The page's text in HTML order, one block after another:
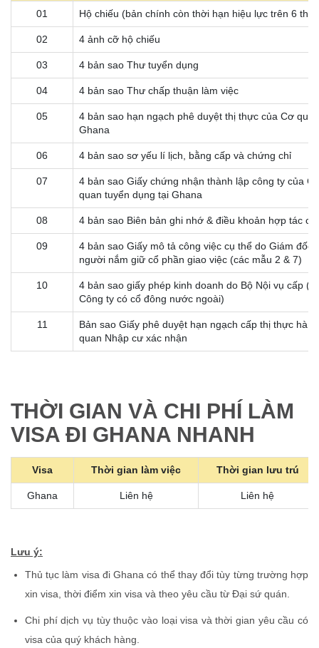
01 Hộ chiếu (bản chính còn thời hạn hiệu lực trên 6
02 4 ảnh cỡ hộ chiếu
03 4 bản sao Thư tuyển dụng
04 4 bản sao Thư chấp thuận làm việc
05
4 bản sao hạn ngạch phê duyệt thị thực của Cơ
Ghana
06 4 bản sao sơ yếu lí lịch, bằng cấp và chứng chỉ
07
4 bản sao Giấy chứng nhận thành lập công ty của
quan tuyển dụng tại Ghana
08 4 bản sao Biên bản ghi nhớ & điều khoản hợp tác
09
4 bản sao Giấy mô tả công việc cụ thể do Giám đốc
người nắm giữ cổ phần giao việc (các mẫu 2 & 7)
10
4 bản sao giấy phép kinh doanh do Bộ Nội vụ cấp
Công ty có cổ đông nước ngoài)
11
Bản sao Giấy phê duyệt hạn ngạch cấp thị thực
quan Nhập cư xác nhận
THỜI GIAN VÀ CHI PHÍ LÀM
VISA ĐI GHANA NHANH
Visa Thời gian làm việc Thời gian lưu trú
Ghana Liên hệ Liên hệ
Lưu ý:
Thủ tục làm visa đi Ghana có thể thay đổi tùy từng trường hợp
xin visa, thời điểm xin visa và theo yêu cầu từ Đại sứ quán.
Chi phí dịch vụ tùy thuộc vào loại visa và thời gian yêu cầu có
visa của quý khách hàng.